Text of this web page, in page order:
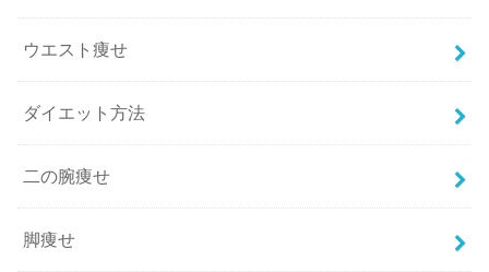
ウエスト痩せ
ダイエット方法
二の腕痩せ
脚痩せ